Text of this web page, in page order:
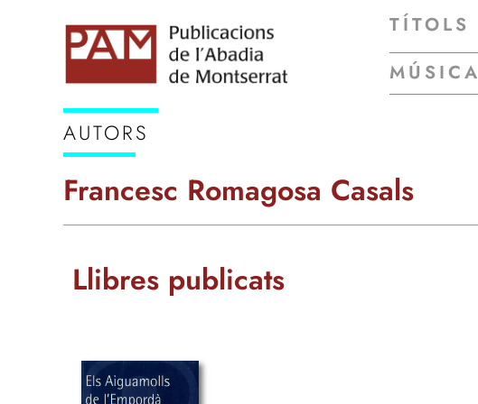
TÍTOLS
MÚSICA
AUTORS
Francesc Romagosa Casals
Llibres publicats